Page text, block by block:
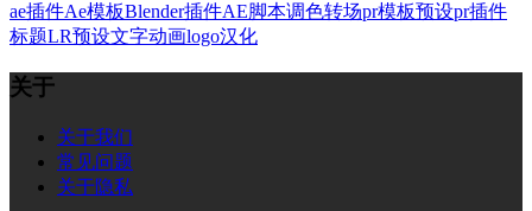
ae插件Ae模板Blender插件AE脚本调色转场pr模板预设pr插件
标题LR预设文字动画logo汉化
关于
关于我们
常见问题
关于隐私